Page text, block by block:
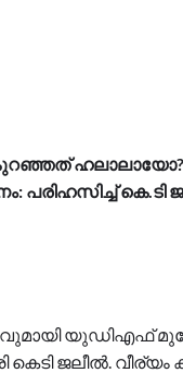
കുറഞ്ഞത് ഹലാലായോ?
പരിഹസിച്ച് കെ.ടി
യുഡിഎഫ്
കെടി ജലീല്‍.